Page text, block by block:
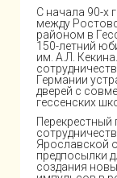
С начала 90-х
между
районом в
150-летний
им. А.Л.
Германии
дверей с
гессенских
Перекрестный
Ярославской
предпосылки
создания